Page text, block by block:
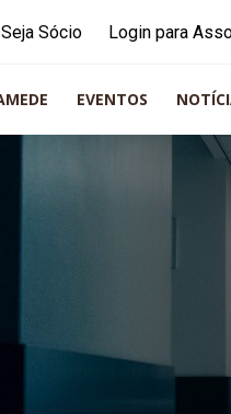
Seja Sócio Login para
EVENTOS